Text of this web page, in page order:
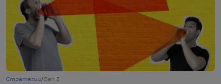
Стратегии/Gen Z